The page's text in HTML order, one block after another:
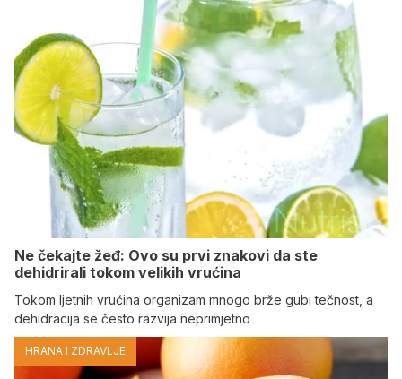
Ne čekajte žeđ: Ovo su prvi znakovi da ste
dehidrirali tokom velikih vrućina
Tokom ljetnih vrućina organizam mnogo brže gubi tečnost, a
dehidracija se često razvija neprimjetno
HRANA I ZDRAVLJE